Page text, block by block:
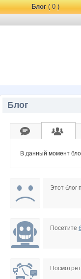
Блог( 0 )
Блог
В данный момент
Этот блог
Посетите